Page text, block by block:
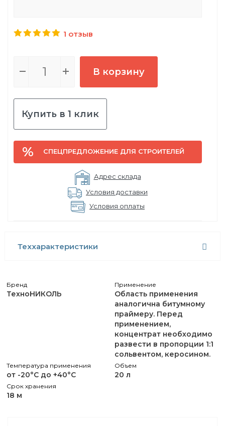
1 отзыв
В корзину
Купить в 1 клик
СПЕЦПРЕДЛОЖЕНИЕ ДЛЯ СТРОИТЕЛЕЙ
Адрес склада
Условия доставки
Условия оплаты
Теххарактеристики
Бренд
ТехноНИКОЛЬ
Применение
Область применения
аналогична битумному
праймеру. Перед
применением,
концентрат необходимо
развести в пропорции 1:1
сольвентом, керосином.
Температура применения
от -20°С до +40°С
Объем
20 л
Срок хранения
18 м